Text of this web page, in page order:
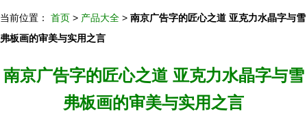
当前位置： 首页 > 产品大全 > 南京广告字的匠心之道 亚克力水晶字与雪
弗板画的审美与实用之言
南京广告字的匠心之道 亚克力水晶字与雪
弗板画的审美与实用之言